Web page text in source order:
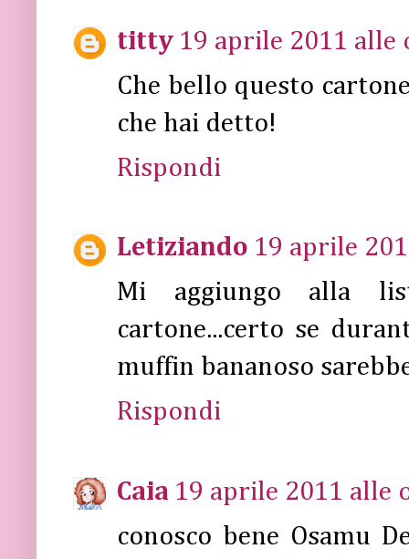
titty 19 aprile 2011 alle
Che bello questo
che hai detto!
Rispondi
Letiziando 19 aprile
Mi aggiungo alla
cartone...certo se
muffin bananoso
Rispondi
Caia 19 aprile 2011 alle
conosco bene Osamu